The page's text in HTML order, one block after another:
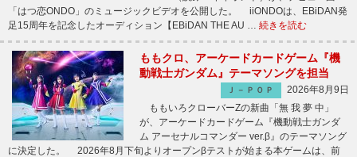
「はつ恋ONDO」のミュージックビデオを公開した。 iiONDOは、EBiDAN発
足15周年を記念したオーディション【EBiDAN THE AU … 続きを読む
ももクロ、アーケードカードゲーム『機
動戦士ガンダム』テーマソングを担当
Ｊ－ＰＯＰ
2026年8月9日
ももいろクローバーZの新曲「無 我 夢 中」
が、アーケードカードゲーム『機動戦士ガンダ
ム アーセナルコマンダー ver.β』のテーマソング
に決定した。 2026年8月下旬よりオープンβテストが始まる本ゲームは、前